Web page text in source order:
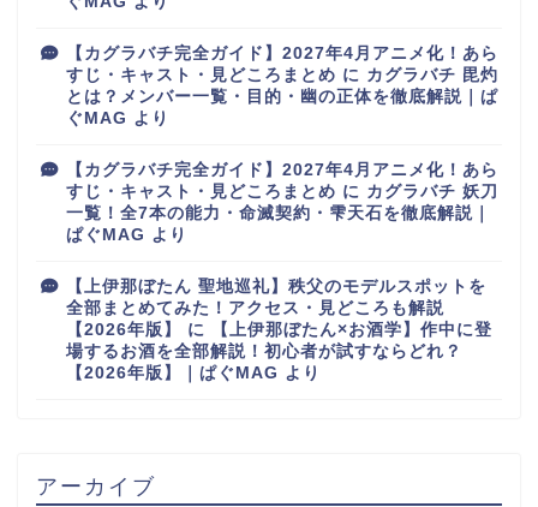
【カグラバチ完全ガイド】2027年4月アニメ化！あら
すじ・キャスト・見どころまとめ に カグラバチ 毘灼
とは？メンバー一覧・目的・幽の正体を徹底解説｜ぱ
ぐMAG より
【カグラバチ完全ガイド】2027年4月アニメ化！あら
すじ・キャスト・見どころまとめ に カグラバチ 妖刀
一覧！全7本の能力・命滅契約・雫天石を徹底解説｜
ぱぐMAG より
【上伊那ぼたん 聖地巡礼】秩父のモデルスポットを
全部まとめてみた！アクセス・見どころも解説
【2026年版】
に
【上伊那ぼたん×お酒学】作中に登
場するお酒を全部解説！初心者が試すならどれ？
【2026年版】｜ぱぐMAG より
アーカイブ